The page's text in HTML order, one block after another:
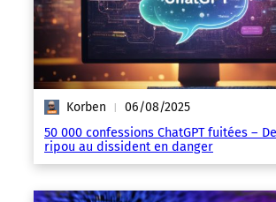
Korben | 06/08/2025
50 000 confessions ChatGPT fuitées –
ripou au dissident en danger